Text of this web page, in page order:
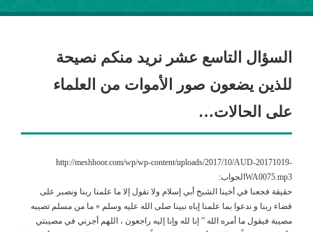
السؤال التاسع عشر نريد منكم نصيحة
للذين يضعون صور الأموات من العلماء
على الحالات…
http://meshhoor.com/wp/wp-content/uploads/2017/10/AUD-20171019-
WA0075.mp3الجواب:
حقيقة فجعنا في أخينا الشيخ أبي إسلام ولا نقول إلا ما علمنا ربنا ونصبر على
قضاء ربنا و ندعوا بما علمنا إياه نبينا صلى الله عليه وسلم « ما من مسلم تصيبه
مصيبة فيقول ما أمره الله ” إنا لله وإنا إليه راجعون ، اللهم أجرني في مصيبتي